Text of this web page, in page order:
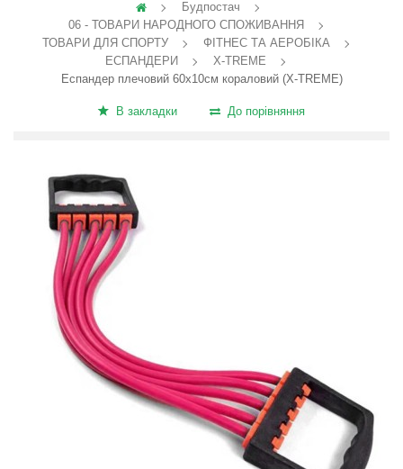
Будпостач
06 - ТОВАРИ НАРОДНОГО СПОЖИВАННЯ
ТОВАРИ ДЛЯ СПОРТУ
ФІТНЕС ТА АЕРОБІКА
ЕСПАНДЕРИ
X-TREME
Еспандер плечовий 60x10см кораловий (X-TREME)
В закладки До порівняння